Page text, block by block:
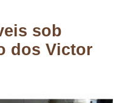
sob
dos Victor